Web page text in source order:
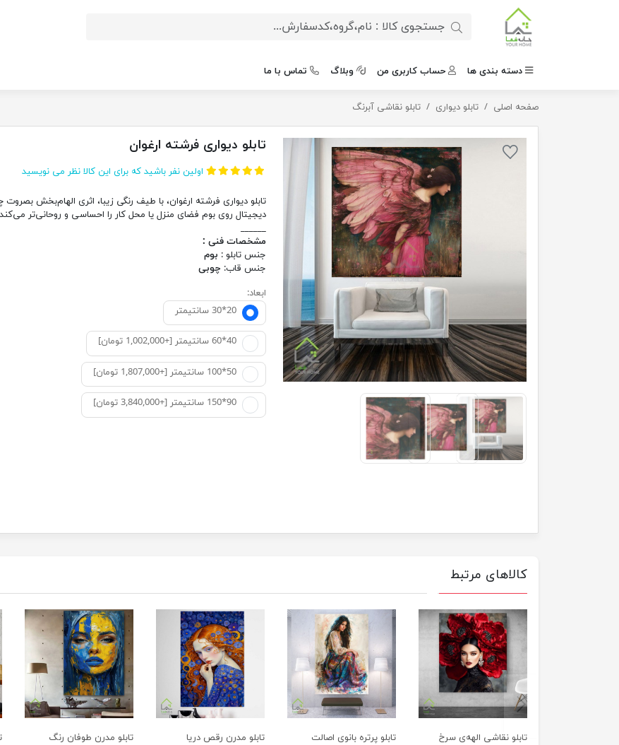
دسته بندی ها حساب کاربری من وبلاگ تماس با ما
صفحه اصلی تابلو دیواری تابلو نقاشی آبرنگ تابلو دیواری فرشته ارغوان
تابلو دیواری فرشته ارغوان
اولین نفر باشید که برای این کالا نظر می نویسید
تابلو دیواری فرشته ارغوان، با طیف رنگی زیبا، اثری الهام‌بخش بصروت
دیجیتال روی بوم فضای منزل یا محل کار را احساسی و روحانی‌تر
______
مشخصات فنی :
جنس تابلو : بوم
جنس قاب: چوبی
ابعاد:
20*30 سانتيمتر
40*60 سانتیمتر [+1,002,000 تومان]
50*100 سانتیمتر [+1,807,000 تومان]
90*150 سانتیمتر [+3,840,000 تومان]
کالاهای مرتبط
تابلو نقاشی الهه‌ی سرخ تابلو پرتره بانوی اصالت تابلو مدرن رقص دریا تابلو مدرن طوفان رنگ
previus